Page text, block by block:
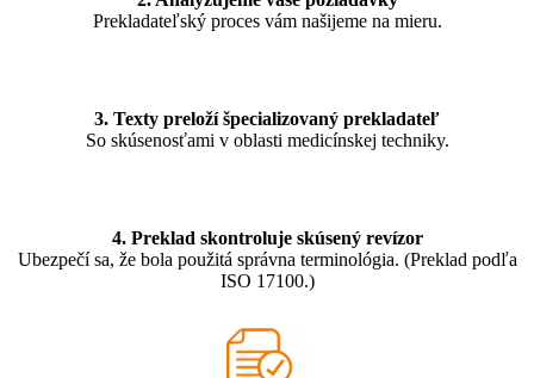
Prekladateľský proces vám našijeme na mieru.
3. Texty preloží špecializovaný prekladateľ
So skúsenosťami v oblasti medicínskej techniky.
4. Preklad skontroluje skúsený revízor
Ubezpečí sa, že bola použitá správna terminológia. (Preklad podľa
ISO 17100.)